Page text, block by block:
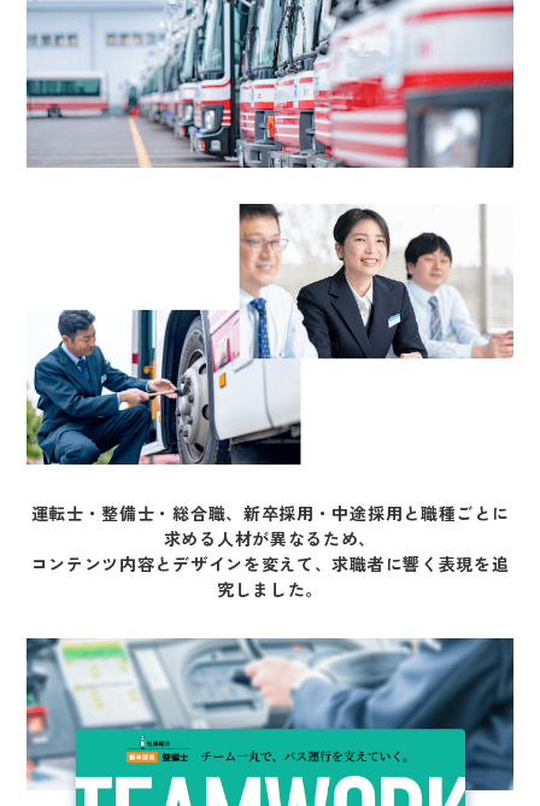
運転士・整備士・総合職、新卒採用・中途採用と職種ごとに
求める人材が異なるため、
コンテンツ内容とデザインを変えて、求職者に響く表現を追
究しました。